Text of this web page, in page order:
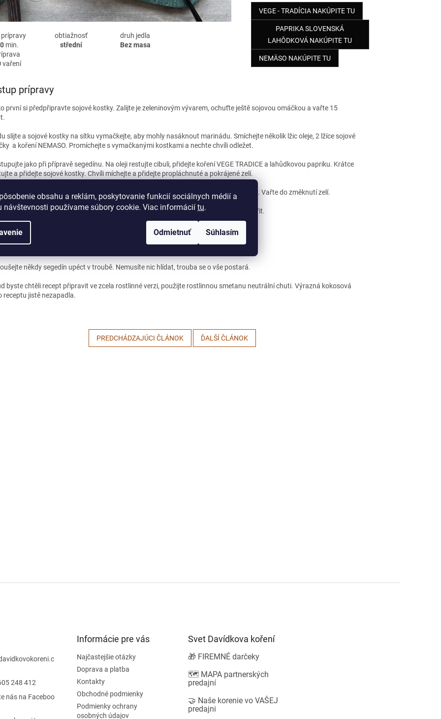
obsahu a reklám, poskytovanie funkcií sociálnych médií a
návštevnosti používame súbory cookie. Viac informácií tu.
Odmietnuť Súhlasím
prípravy
min.
vaření
obtiažnosť
střední
druh jedla
Bez masa
VEGE - TRADÍCIA NAKÚPITE TU
PAPRIKA SLOVENSKÁ
LAHÔDKOVÁ NAKÚPITE TU
NEMÄSO NAKÚPITE TU
prípravy
první si předpřipravte sojové kostky. Zalijte je zeleninovým vývarem, ochuťte ještě sojovou omáčkou a vařte 15
slijte a sojové kostky na sítku vymačkejte, aby mohly nasáknout marinádu. Smíchejte několik lžic oleje, 2 lžíce sojové
a koření NEMASO. Promíchejte s vymačkanými kostkami a nechte chvíli odležet.
jako při přípravě segedínu. Na oleji restujte cibuli, přidejte koření VEGE TRADICE a lahůdkovou papriku. Krátce
a přidejte sojové kostky. Chvíli míchejte a přidejte propláchnuté a pokrájené zelí.
vodou tak, aby zelí i kostky byli ponořené. Dolít tekutinu můžete později dle potřeby. Vařte do změknutí zelí.
smetanu promíchejte s 1 lžící mouky. Vlijte do hrnce a nechte 5 minut provařit.
vmíchejte zakysanou smetanu a dolaďte hustotu, jak vám vyhovuje.
někdy segedín upéct v troubě. Nemusíte nic hlídat, trouba se o vše postará.
byste chtěli recept připravit ve zcela rostlinné verzi, použijte rostlinnou smetanu neutrální chuti. Výrazná kokosová
receptu jistě nezapadla.
PREDCHÁDZAJÚCI ČLÁNOK ĎALŠÍ ČLÁNOK
248 412
nás na Faceboo
Informácie pre vás
Najčastejšie otázky
Doprava a platba
Kontakty
Obchodné podmienky
Podmienky ochrany
osobných údajov
Svet Davídkova koření
🎁 FIREMNÉ darčeky
🗺️ MAPA partnerských
predajní
🤝 Naše korenie vo VAŠEJ
predajni